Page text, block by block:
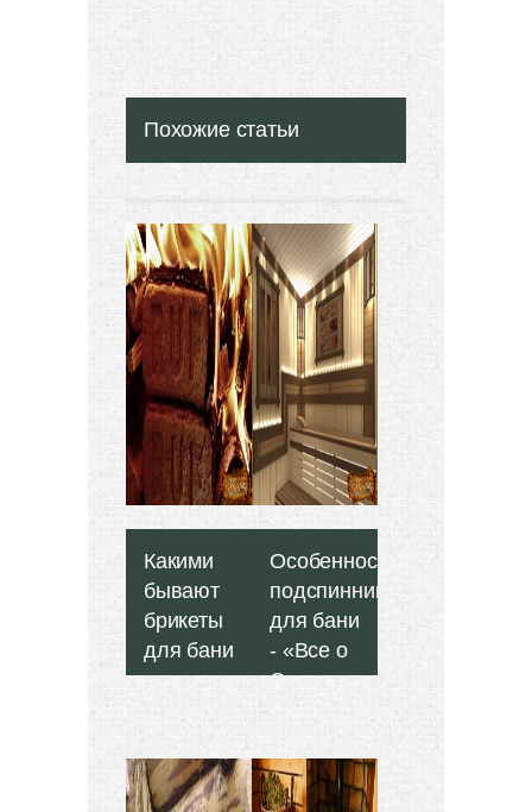
Похожие статьи
Какими
бывают
брикеты
для бани
и как
пользоваться?
- «Все о
Сауне
Особенности
подспинников
для бани
- «Все о
Сауне и
Банях»
Содержание